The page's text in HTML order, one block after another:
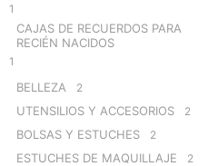
1
CAJAS DE RECUERDOS PARA
RECIÉN NACIDOS
1
BELLEZA 2
UTENSILIOS Y ACCESORIOS 2
BOLSAS Y ESTUCHES 2
ESTUCHES DE MAQUILLAJE 2